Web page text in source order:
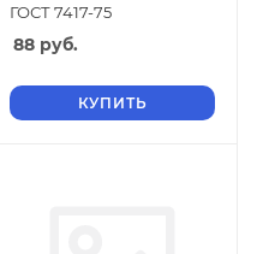
ГОСТ 7417-75
88 руб.
КУПИТЬ